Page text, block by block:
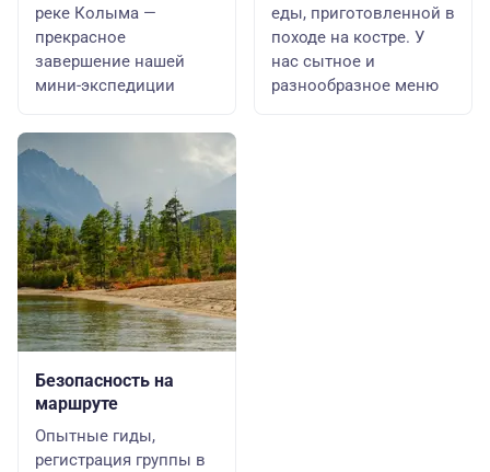
реке Колыма —
прекрасное
завершение нашей
мини-экспедиции
Безопасность на
маршруте
Опытные гиды,
регистрация группы в
еды, приготовленной в
походе на костре. У
нас сытное и
разнообразное меню